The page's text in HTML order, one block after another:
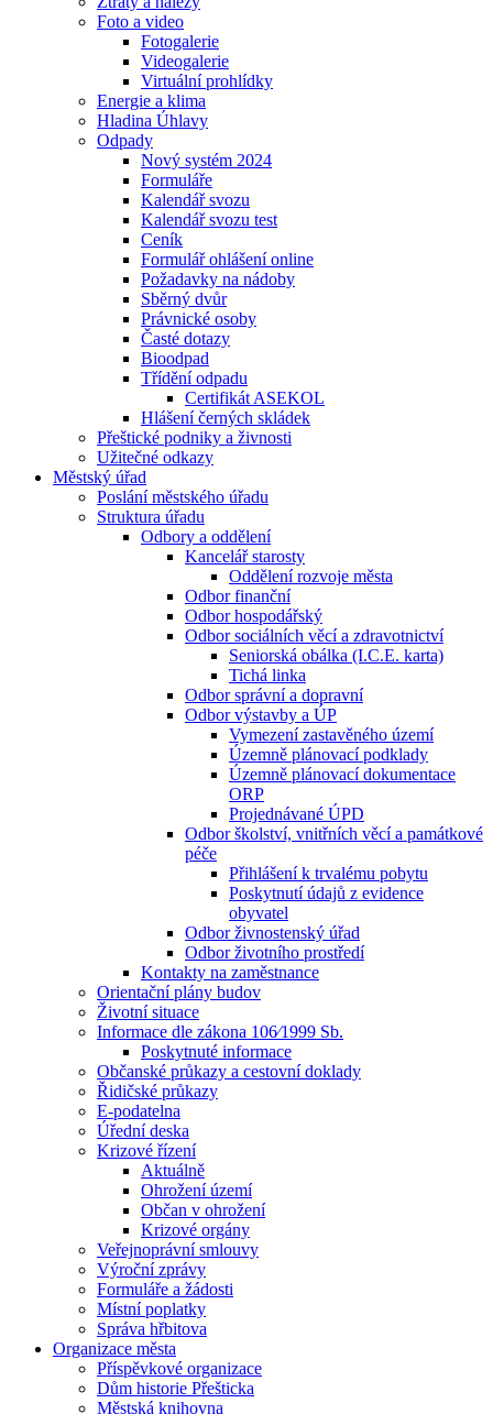
Foto a video
Fotogalerie
Videogalerie
Virtuální prohlídky
Energie a klima
Hladina Úhlavy
Odpady
Nový systém 2024
Formuláře
Kalendář svozu
Kalendář svozu test
Ceník
Formulář ohlášení online
Požadavky na nádoby
Sběrný dvůr
Právnické osoby
Časté dotazy
Bioodpad
Třídění odpadu
Certifikát ASEKOL
Hlášení černých skládek
Přeštické podniky a živnosti
Užitečné odkazy
Městský úřad
Poslání městského úřadu
Struktura úřadu
Odbory a oddělení
Kancelář starosty
Oddělení rozvoje města
Odbor finanční
Odbor hospodářský
Odbor sociálních věcí a zdravotnictví
Seniorská obálka (I.C.E. karta)
Tichá linka
Odbor správní a dopravní
Odbor výstavby a ÚP
Vymezení zastavěného území
Územně plánovací podklady
Územně plánovací dokumentace
ORP
Projednávané ÚPD
Odbor školství, vnitřních věcí a památkové
péče
Přihlášení k trvalému pobytu
Poskytnutí údajů z evidence
obyvatel
Odbor živnostenský úřad
Odbor životního prostředí
Kontakty na zaměstnance
Orientační plány budov
Životní situace
Informace dle zákona 106⁄1999 Sb.
Poskytnuté informace
Občanské průkazy a cestovní doklady
Řidičské průkazy
E-podatelna
Úřední deska
Krizové řízení
Aktuálně
Ohrožení území
Občan v ohrožení
Krizové orgány
Veřejnoprávní smlouvy
Výroční zprávy
Formuláře a žádosti
Místní poplatky
Správa hřbitova
Organizace města
Příspěvkové organizace
Dům historie Přešticka
Městská knihovna